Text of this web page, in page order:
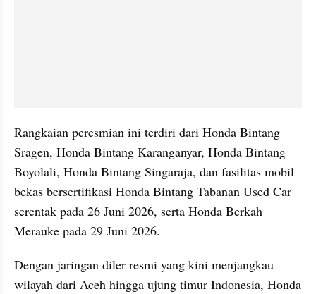
Rangkaian peresmian ini terdiri dari Honda Bintang
Sragen, Honda Bintang Karanganyar, Honda Bintang
Boyolali, Honda Bintang Singaraja, dan fasilitas mobil
bekas bersertifikasi Honda Bintang Tabanan Used Car
serentak pada 26 Juni 2026, serta Honda Berkah
Merauke pada 29 Juni 2026.
Dengan jaringan diler resmi yang kini menjangkau
wilayah dari Aceh hingga ujung timur Indonesia, Honda